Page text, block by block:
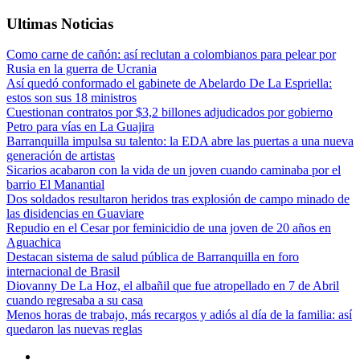
Ultimas Noticias
Como carne de cañón: así reclutan a colombianos para pelear por
Rusia en la guerra de Ucrania
Así quedó conformado el gabinete de Abelardo De La Espriella:
estos son sus 18 ministros
Cuestionan contratos por $3,2 billones adjudicados por gobierno
Petro para vías en La Guajira
Barranquilla impulsa su talento: la EDA abre las puertas a una nueva
generación de artistas
Sicarios acabaron con la vida de un joven cuando caminaba por el
barrio El Manantial
Dos soldados resultaron heridos tras explosión de campo minado de
las disidencias en Guaviare
Repudio en el Cesar por feminicidio de una joven de 20 años en
Aguachica
Destacan sistema de salud pública de Barranquilla en foro
internacional de Brasil
Diovanny De La Hoz, el albañil que fue atropellado en 7 de Abril
cuando regresaba a su casa
Menos horas de trabajo, más recargos y adiós al día de la familia: así
quedaron las nuevas reglas